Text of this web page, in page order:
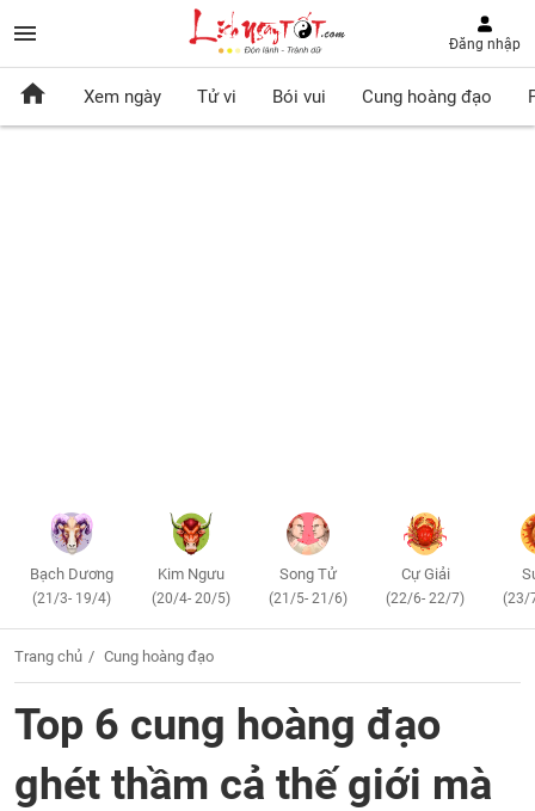
Đăng nhập
Xem ngày Tử vi Bói vui Cung hoàng đạo
Bạch Dương
(21/3- 19/4)
Kim Ngưu
(20/4- 20/5)
Song Tử
(21/5- 21/6)
Cự Giải
(22/6- 22/7) (23/
Trang chủ Cung hoàng đạo
Top 6 cung hoàng đạo
ghét thầm cả thế giới mà